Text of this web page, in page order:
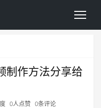
制作方法分享给
0人点赞 0条评论